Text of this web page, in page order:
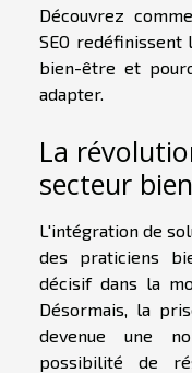
Découvrez
SEO
bien-être et
adapter.
La
secteur
L'intégration de
des praticiens
décisif dans la
Désormais, la
devenue une
possibilité de